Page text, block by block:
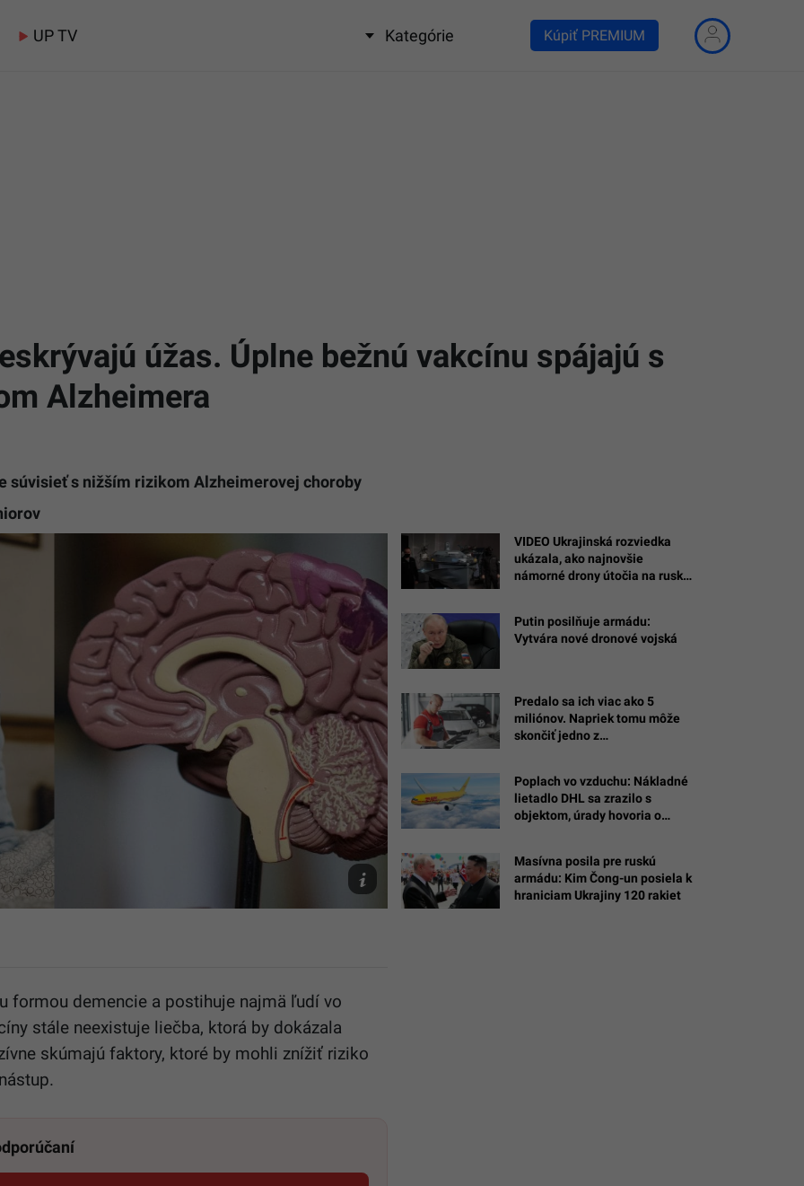
UP TV Kategórie Kúpiť PREMIUM
úžas. Úplne bežnú vakcínu spájajú s
Alzheimera
súvisieť s nižším rizikom Alzheimerovej choroby
Na
snímke
žena
a
mozog.
(Ilustračná
fotografia)
Freepik/Drazen
Zigic,
Unsplash/Robina
Weermeijer
formou demencie a postihuje najmä ľudí vo
stále neexistuje liečba, ktorá by dokázala
skúmajú faktory, ktoré by mohli znížiť riziko
VIDEO Ukrajinská rozviedka
ukázala, ako najnovšie
námorné drony útočia na ruské
Putin posilňuje armádu:
Vytvára nové dronové vojská
Predalo sa ich viac ako 5
miliónov. Napriek tomu môže
skončiť jedno z
Poplach vo vzduchu: Nákladné
lietadlo DHL sa zrazilo s
objektom, úrady hovoria o
Masívna posila pre ruskú
armádu: Kim Čong-un posiela k
hraniciam Ukrajiny 120 rakiet